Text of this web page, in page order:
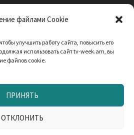
файлами Cookie
улучшить работу сайта, повысить его
использовать сайт tv-week.am, вы
файлов cookie.
ПРИНЯТЬ
ОТКЛОНИТЬ
материалов TV-неделя без
При использовании